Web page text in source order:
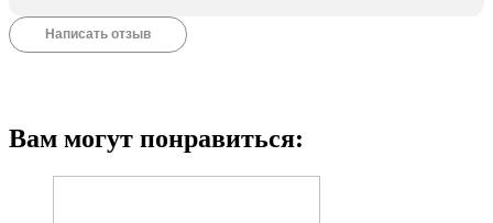
Написать отзыв
Вам могут понравиться: